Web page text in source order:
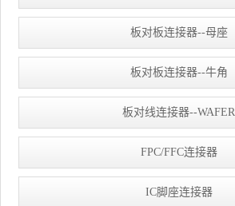
板对板连接器--母座
板对板连接器--牛角
板对线连接器--WAFER
FPC/FFC连接器
IC脚座连接器